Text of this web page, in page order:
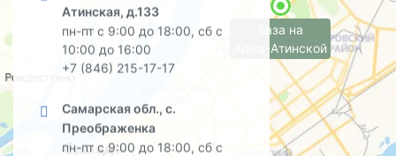
Атинская, д.133
пн-пт с 9:00 до 18:00, сб с
10:00 до 16:00
+7 (846) 215-17-17
Самарская обл., с.
Преображенка
пн-пт с 9:00 до 18:00, сб с
база на
Алма-Атинской